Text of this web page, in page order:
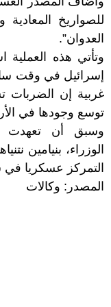
للصواريخ
العدوان”.
وتأتي هذه العملية
إسرائيل في وقت
غربية إن الضربات
توسع وجودها في
وسبق أن تعهدت
الوزراء، بنيامين
التمركز عسكريا في
المصدر: وكالات